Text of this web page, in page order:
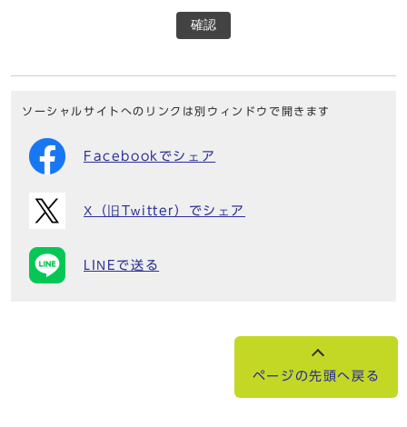
確認
ソーシャルサイトへのリンクは別ウィンドウで開きます
Facebookでシェア
X（旧Twitter）でシェア
LINEで送る
ページの先頭へ戻る